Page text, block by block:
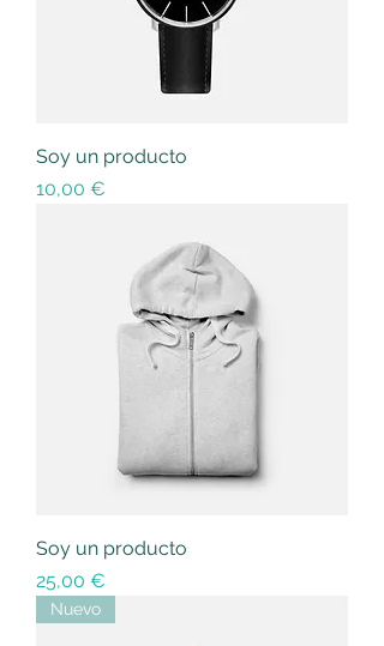
Soy un producto
Precio
10,00 €
Soy un producto
Precio
25,00 €
Nuevo